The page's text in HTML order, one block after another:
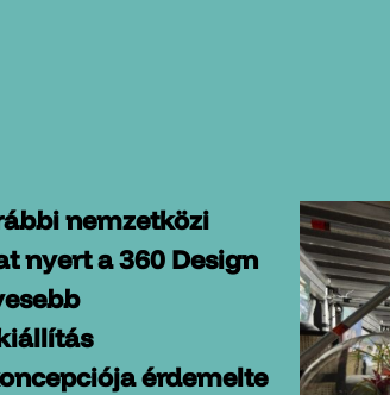
nemzetközi
nyert a 360 Design
érdemelte